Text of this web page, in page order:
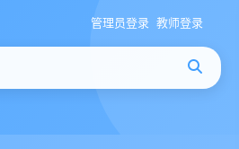
管理员登录 教师登录